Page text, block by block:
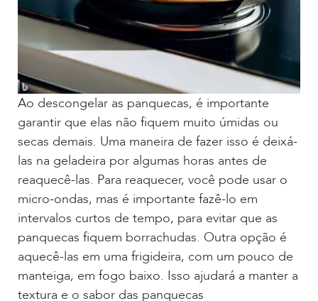
Ao descongelar as panquecas, é importante
garantir que elas não fiquem muito úmidas ou
secas demais. Uma maneira de fazer isso é deixá-
las na geladeira por algumas horas antes de
reaquecê-las. Para reaquecer, você pode usar o
micro-ondas, mas é importante fazê-lo em
intervalos curtos de tempo, para evitar que as
panquecas fiquem borrachudas. Outra opção é
aquecê-las em uma frigideira, com um pouco de
manteiga, em fogo baixo. Isso ajudará a manter a
textura e o sabor das panquecas